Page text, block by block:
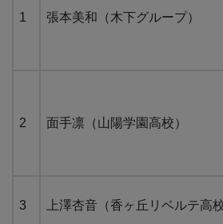
1 張本美和（木下グループ）
2 面手凛（山陽学園高校）
3 上澤杏音（香ヶ丘リベルテ高校